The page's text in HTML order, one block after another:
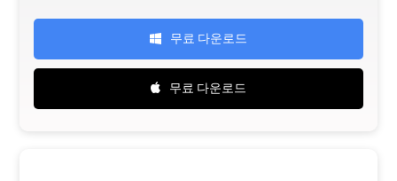
무료 다운로드
무료 다운로드